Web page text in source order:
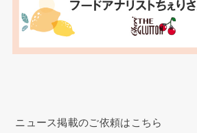
ニュース掲載のご依頼はこちら